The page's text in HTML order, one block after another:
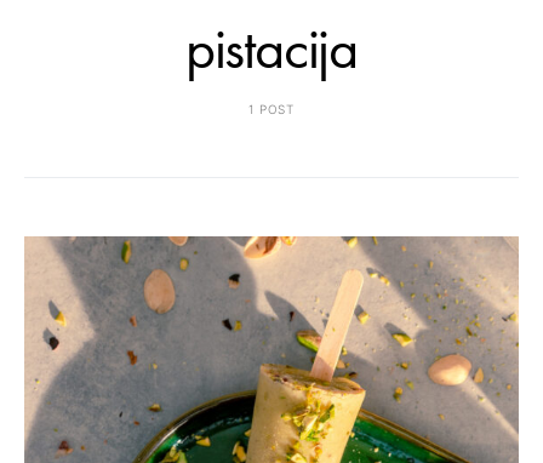
pistacija
1 POST